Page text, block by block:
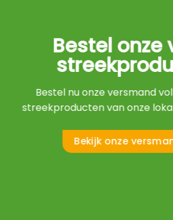
Bestel onze
Bestel nu onze versmand
streekproducten van onze
Bekijk onze